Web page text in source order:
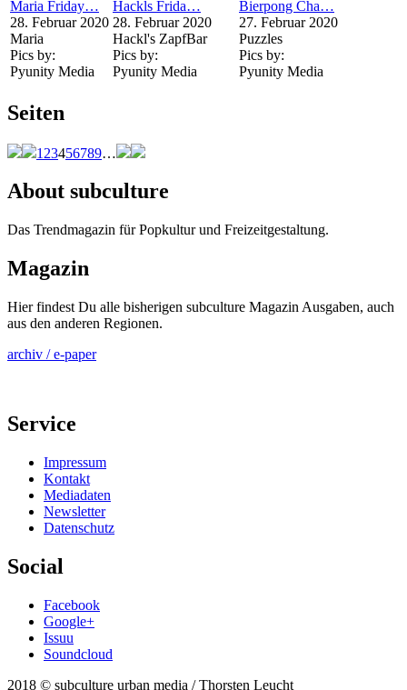
Maria Friday…
28. Februar 2020
Maria
Pics by:
Pyunity Media
Hackls Frida…
28. Februar 2020
Hackl's ZapfBar
Pics by:
Pyunity Media
Bierpong Cha…
27. Februar 2020
Puzzles
Pics by:
Pyunity Media
Seiten
1 23456789…
About subculture
Das Trendmagazin für Popkultur und Freizeitgestaltung.
Magazin
Hier findest Du alle bisherigen subculture Magazin Ausgaben, auch
aus den anderen Regionen.
archiv / e-paper
Service
Impressum
Kontakt
Mediadaten
Newsletter
Datenschutz
Social
Facebook
Google+
Issuu
Soundcloud
2018 © subculture urban media / Thorsten Leucht